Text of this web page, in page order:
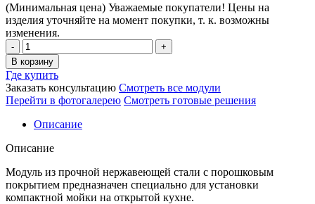
(Минимальная цена) Уважаемые покупатели! Цены на
изделия уточняйте на момент покупки, т. к. возможны
изменения.
Модуль
под
мойку
(пр/
лев)
600х700
мм
Количество
В корзину
Где купить
Заказать консультацию Смотреть все модули
Перейти в фотогалерею Смотреть готовые решения
Описание
Описание
Модуль из прочной нержавеющей стали с порошковым
покрытием предназначен специально для установки
компактной мойки на открытой кухне.